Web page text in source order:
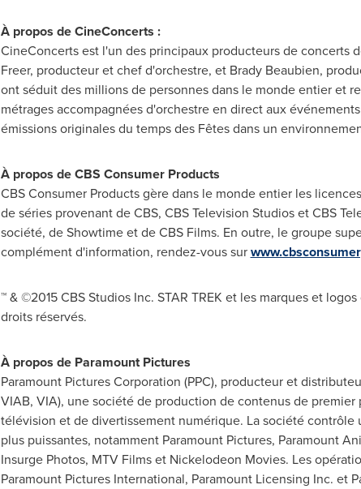
À propos de CineConcerts :
CineConcerts est l'un des principaux producteurs de concerts
Freer, producteur et chef d'orchestre, et Brady Beaubien,
ont séduit des millions de personnes dans le monde entier et
métrages accompagnées d'orchestre en direct aux
émissions originales du temps des Fêtes dans un
À propos de CBS Consumer Products
CBS Consumer Products gère dans le monde entier les
de séries provenant de CBS, CBS Television Studios et CBS
société, de Showtime et de CBS Films. En outre, le groupe
complément d'information, rendez-vous sur
™ & ©2015 CBS Studios Inc. STAR TREK et les marques et
droits réservés.
À propos de Paramount Pictures
Paramount Pictures Corporation (PPC), producteur et
VIAB, VIA), une société de production de contenus de
télévision et de divertissement numérique. La société
plus puissantes, notamment Paramount Pictures, Paramount
Insurge Photos, MTV Films et Nickelodeon Movies. Les
Paramount Pictures International, Paramount Licensing Inc. et